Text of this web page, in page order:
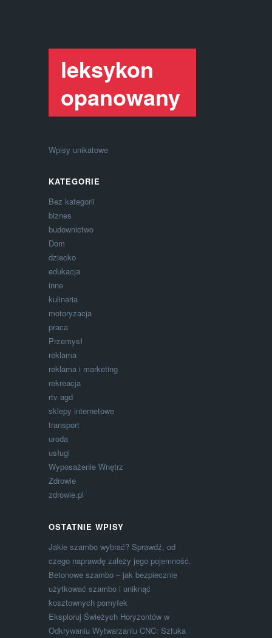
leksykon
opanowany
Wpisy unikatowe
KATEGORIE
Bez kategorii
biznes
budownictwo
Dom
dziecko
edukacja
inne
kulinaria
motoryzacja
praca
Przemysł
reklama
reklama i marketing
rekreacja
rtv agd
sklepy internetowe
transport
uroda
usługi
Wyposażenie Wnętrz
Zdrowie
zdrowie.pl
OSTATNIE WPISY
Jakie szambo wybrać? Sprawdź, od
czego naprawdę zależy jego pojemność.
Betonowe szambo – jak bezpiecznie
użytkować szambo i uniknąć
kosztownych pomyłek
Eksploruj Świeżych Horyzontów w
Odkrywaniu Wytwarzaniu CNC: Sztuka